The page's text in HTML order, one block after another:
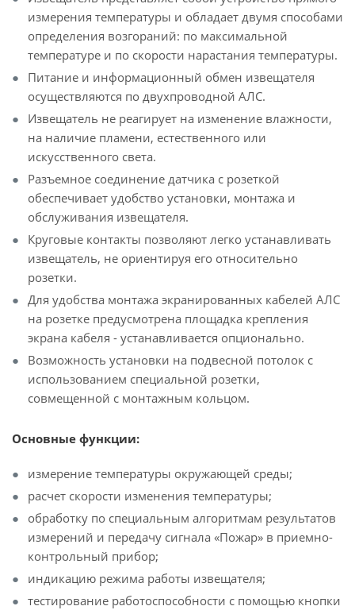
измерения температуры и обладает двумя способами
определения возгораний: по максимальной
температуре и по скорости нарастания температуры.
Питание и информационный обмен извещателя
осуществляются по двухпроводной АЛС.
Извещатель не реагирует на изменение влажности,
на наличие пламени, естественного или
искусственного света.
Разъемное соединение датчика с розеткой
обеспечивает удобство установки, монтажа и
обслуживания извещателя.
Круговые контакты позволяют легко устанавливать
извещатель, не ориентируя его относительно
розетки.
Для удобства монтажа экранированных кабелей АЛС
на розетке предусмотрена площадка крепления
экрана кабеля - устанавливается опционально.
Возможность установки на подвесной потолок с
использованием специальной розетки,
совмещенной с монтажным кольцом.
Основные функции:
измерение температуры окружающей среды;
расчет скорости изменения температуры;
обработку по специальным алгоритмам результатов
измерений и передачу сигнала «Пожар» в приемно-
контрольный прибор;
индикацию режима работы извещателя;
тестирование работоспособности с помощью кнопки